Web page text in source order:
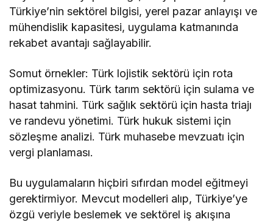
Türkiye’nin sektörel bilgisi, yerel pazar anlayışı ve
mühendislik kapasitesi, uygulama katmanında
rekabet avantajı sağlayabilir.
Somut örnekler: Türk lojistik sektörü için rota
optimizasyonu. Türk tarım sektörü için sulama ve
hasat tahmini. Türk sağlık sektörü için hasta triajı
ve randevu yönetimi. Türk hukuk sistemi için
sözleşme analizi. Türk muhasebe mevzuatı için
vergi planlaması.
Bu uygulamaların hiçbiri sıfırdan model eğitmeyi
gerektirmiyor. Mevcut modelleri alıp, Türkiye’ye
özgü veriyle beslemek ve sektörel iş akışına